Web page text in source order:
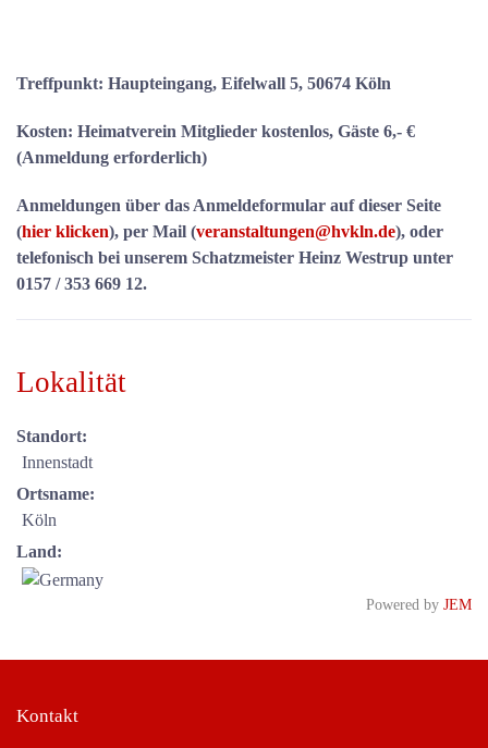
Treffpunkt: Haupteingang, Eifelwall 5, 50674 Köln
Kosten: Heimatverein Mitglieder kostenlos, Gäste 6,- €
(Anmeldung erforderlich)
Anmeldungen über das Anmeldeformular auf dieser Seite
(hier klicken), per Mail (veranstaltungen@hvkln.de), oder
telefonisch bei unserem Schatzmeister Heinz Westrup unter
0157 / 353 669 12.
Lokalität
Standort:
Innenstadt
Ortsname:
Köln
Land:
Powered by JEM
Kontakt